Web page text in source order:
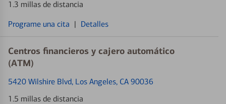
1.3 millas de distancia
Programe una cita | Detalles
Centros financieros y cajero automático
(ATM)
5420 Wilshire Blvd, Los Angeles, CA 90036
1.5 millas de distancia